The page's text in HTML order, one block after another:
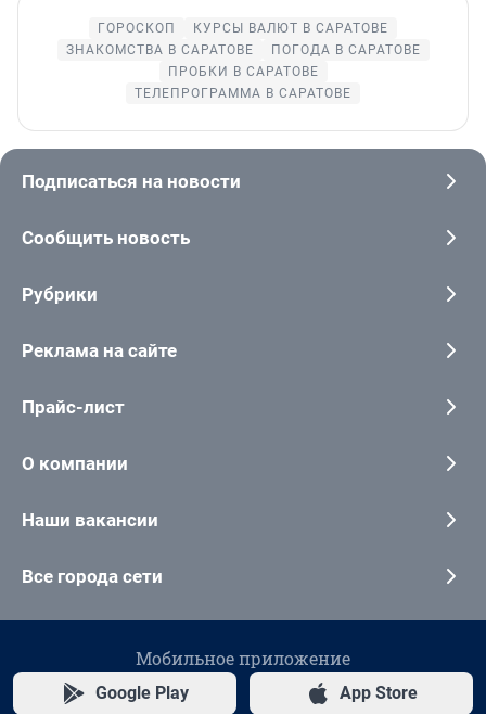
ГОРОСКОП
КУРСЫ ВАЛЮТ В САРАТОВЕ
ЗНАКОМСТВА В САРАТОВЕ
ПОГОДА В САРАТОВЕ
ПРОБКИ В САРАТОВЕ
ТЕЛЕПРОГРАММА В САРАТОВЕ
Подписаться на новости
Сообщить новость
Рубрики
Реклама на сайте
Прайс-лист
О компании
Наши вакансии
Все города сети
Мобильное приложение
Google Play App Store